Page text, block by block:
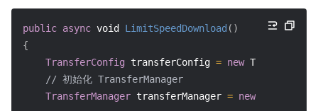
public async void LimitSpeedDownload ( )
{
TransferConfig transferConfig = new
// 初始化 TransferManager
TransferManager transferManager = new